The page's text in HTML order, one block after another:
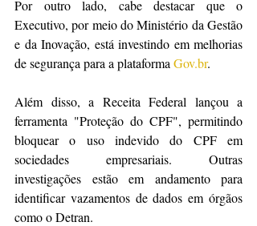
Por outro lado, cabe destacar que o
Executivo, por meio do Ministério da Gestão
e da Inovação, está investindo em melhorias
de segurança para a plataforma Gov.br.
Além disso, a Receita Federal lançou a
ferramenta "Proteção do CPF", permitindo
bloquear o uso indevido do CPF em
sociedades empresariais. Outras
investigações estão em andamento para
identificar vazamentos de dados em órgãos
como o Detran.